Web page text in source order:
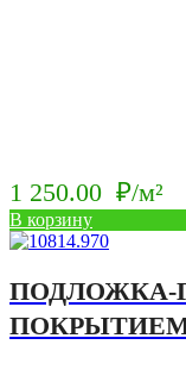
1 250.00 ₽/м²
В корзину
ПОДЛОЖКА-
ПОКРЫТИЕМ